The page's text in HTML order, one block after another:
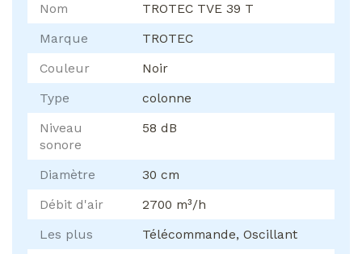
Nom
TROTEC TVE 39 T
Marque
TROTEC
Couleur
Noir
Type
colonne
Niveau
sonore
58 dB
Diamètre
30 cm
Débit d'air
2700 m³/h
Les plus
Télécommande, Oscillant